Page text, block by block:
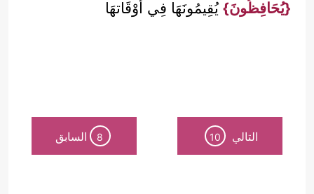
{يُحَافِظُونَ} يُقِيمُونَهَا فِي أَوْقَاتهَا
التالي 10
8 السابق